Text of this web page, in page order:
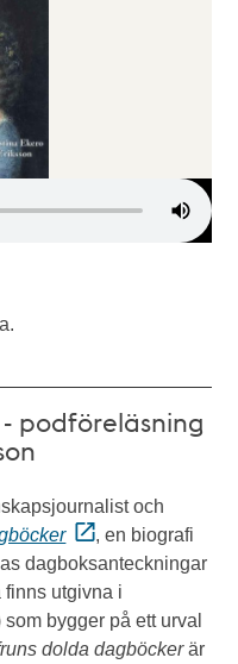
podföreläsning
och
, en biografi
dagboksanteckningar
finns utgivna i
som bygger på ett urval
dolda dagböckerär